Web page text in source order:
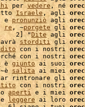
per vedere , né
Israele, agli
e pronunziò agli
re, ~porgete gli
2] "Dite agli
storditi gli
con i nostri
con i nostri
è giunto ai suoi
~è salita ai miei
rintronare gli
con i nostri
aperti e i miei
leggere ai loro